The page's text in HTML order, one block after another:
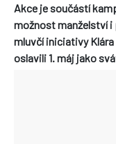
Akce je součástí
možnost manželství i
mluvčí iniciativy
oslavili 1. máj jako